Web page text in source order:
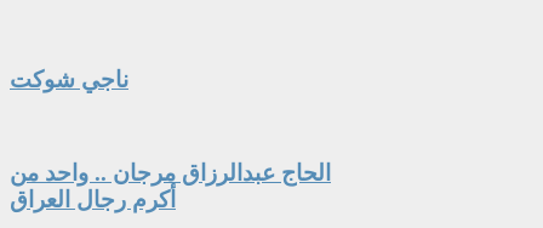
ناجي شوكت
الحاج عبدالرزاق مرجان .. واحد من
أكرم رجال العراق